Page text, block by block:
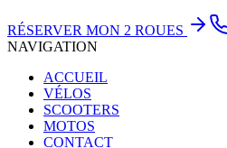
RÉSERVER MON 2 ROUES
NAVIGATION
ACCUEIL
VÉLOS
SCOOTERS
MOTOS
CONTACT